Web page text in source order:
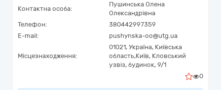
Контактна особа:
Пушинська Олена
Олександрівна
Телефон:
380442997359
E-mail:
pushynska-oo@utg.ua
Місцезнаходження:
01021, Україна, Київська
область,Київ, Кловський
узвіз, будинок, 9/1
0